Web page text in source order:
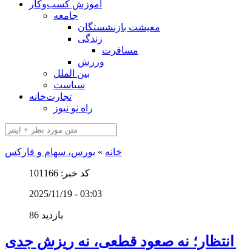
آموزش کسب‌وکار
جامعه
معیشت بازنشستگان
زندگی
مسافرت
ورزش
بین الملل
سیاست
تجارت‌خانه
راه نو نیوز
خانه » بورس، سهام و فارکس
کد خبر: 101166
2025/11/19 - 03:03
86 بازدید
نه صعود قطعی، نه ریزش جدی